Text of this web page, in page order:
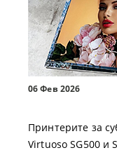
06 Фев 2026
Принтерите за
Virtuoso SG500 и